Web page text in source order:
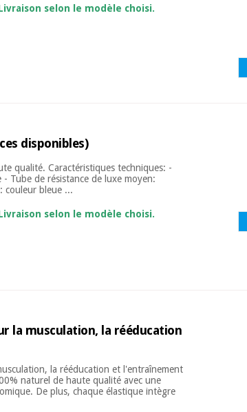
selon le modèle choisi.
disponibles)
qualité. Caractéristiques techniques: -
Tube de résistance de luxe moyen:
couleur bleue ...
selon le modèle choisi.
la musculation, la rééducation
la rééducation et l'entraînement
naturel de haute qualité avec une
De plus, chaque élastique intègre